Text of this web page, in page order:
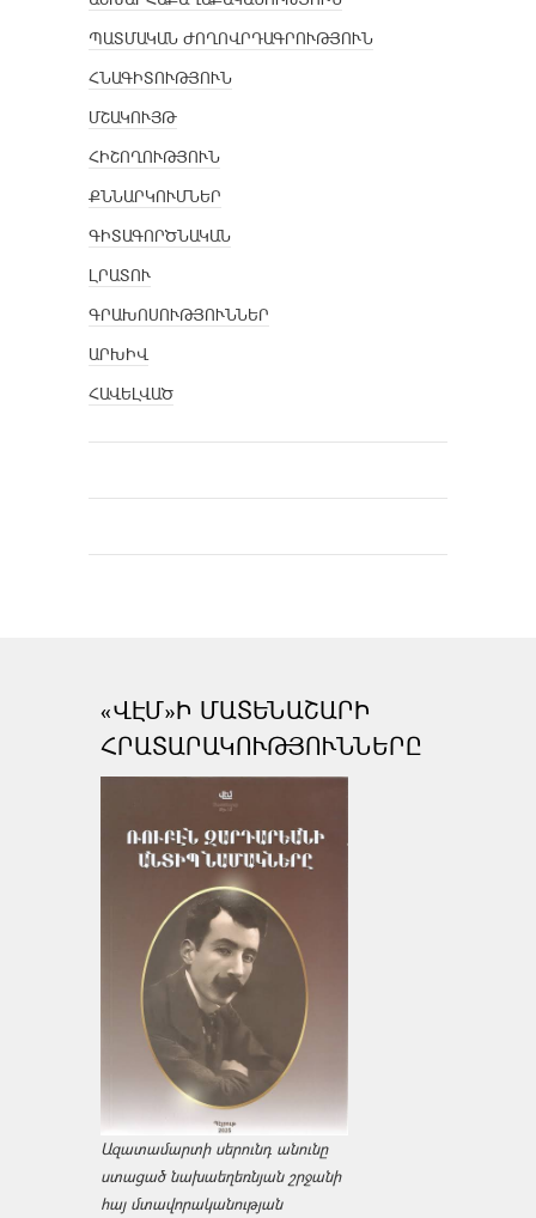
ՊԱՏՄԱԿԱՆ ԺՈՂՈՎՐԴԱԳՐՈՒԹՅՈՒՆ
ՀՆԱԳԻՏՈՒԹՅՈՒՆ
ՄՇԱԿՈՒՅԹ
ՀԻՇՈՂՈՒԹՅՈՒՆ
ՔՆՆԱՐԿՈՒՄՆԵՐ
ԳԻՏԱԳՈՐԾՆԱԿԱՆ
ԼՐԱՏՈՒ
ԳՐԱԽՈՍՈՒԹՅՈՒՆՆԵՐ
ԱՐԽԻՎ
ՀԱՎԵԼՎԱԾ
«ՎԷՄ»Ի ՄԱՏԵՆԱՇԱՐԻ
ՀՐԱՏԱՐԱԿՈՒԹՅՈՒՆՆԵՐԸ
Ազատամարտի սերունդ անունը
ստացած նախաեղեռնյան շրջանի
հայ մտավորականության